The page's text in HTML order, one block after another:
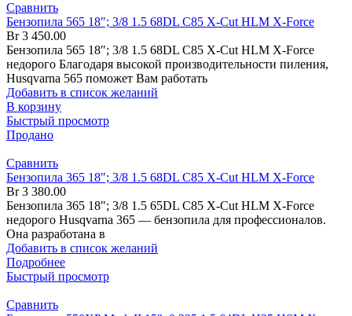
Сравнить
Бензопила 565 18″; 3/8 1.5 68DL C85 X-Cut HLM X-Force
Br3 450.00
Бензопила 565 18″; 3/8 1.5 68DL C85 X-Cut HLM X-Force
недорого Благодаря высокой производительности пиления,
Husqvarna 565 поможет Вам работать
Добавить в список желаний
В корзину
Быстрый просмотр
Продано
Сравнить
Бензопила 365 18″; 3/8 1.5 68DL C85 X-Cut HLM X-Force
Br3 380.00
Бензопила 365 18"; 3/8 1.5 65DL C85 X-Cut HLM X-Force
недорого Husqvarna 365 — бензопила для профессионалов.
Она разработана в
Добавить в список желаний
Подробнее
Быстрый просмотр
Сравнить